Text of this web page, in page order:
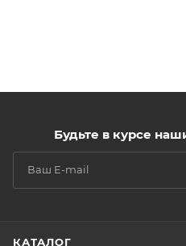
Будьте в курсе
КАТАЛОГ